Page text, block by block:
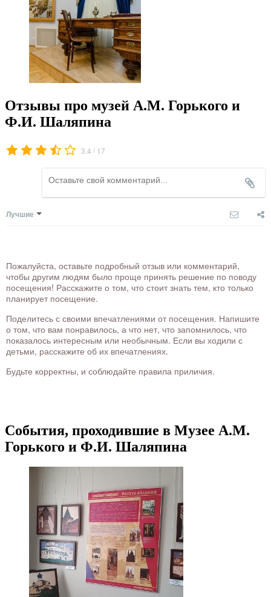
Отзывы про музей А.М. Горького и
Ф.И. Шаляпина
3.4 / 17
Лучшие
Пожалуйста, оставьте подробный отзыв или комментарий,
чтобы другим людям было проще принять решение по поводу
посещения! Расскажите о том, что стоит знать тем, кто только
планирует посещение.
Поделитесь с своими впечатлениями от посещения. Напишите
о том, что вам понравилось, а что нет, что запомнилось, что
показалось интересным или необычным. Если вы ходили с
детьми, расскажите об их впечатлениях.
Будьте корректны, и соблюдайте правила приличия.
События, проходившие в Музее А.М.
Горького и Ф.И. Шаляпина